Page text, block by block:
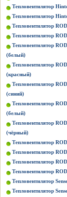
Тепловентилятор
Тепловентилятор
Тепловентилятор
Тепловентилятор
Тепловентилятор
(белый)
Тепловентилятор
(красный)
Тепловентилятор
(синий)
Тепловентилятор
(белый)
Тепловентилятор
(чёрный)
Тепловентилятор
Тепловентилятор
Тепловентилятор
Тепловентилятор
Тепловентилятор
Тепловентилятор